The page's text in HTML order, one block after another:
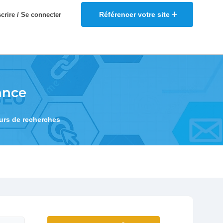
Référencer votre site
/ Se connecter
de recherches